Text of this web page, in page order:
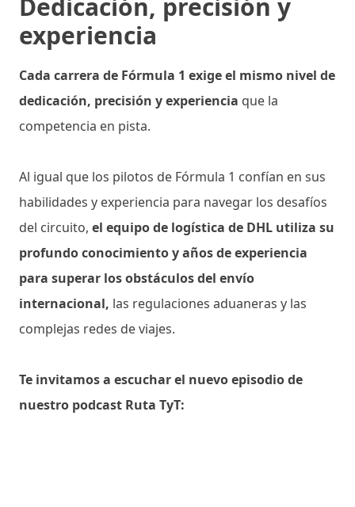
Dedicación, precisión y
experiencia
Cada carrera de Fórmula 1 exige el mismo nivel de
dedicación, precisión y experiencia que la
competencia en pista.
Al igual que los pilotos de Fórmula 1 confían en sus
habilidades y experiencia para navegar los desafíos
del circuito, el equipo de logística de DHL utiliza su
profundo conocimiento y años de experiencia
para superar los obstáculos del envío
internacional, las regulaciones aduaneras y las
complejas redes de viajes.
Te invitamos a escuchar el nuevo episodio de
nuestro podcast Ruta TyT: